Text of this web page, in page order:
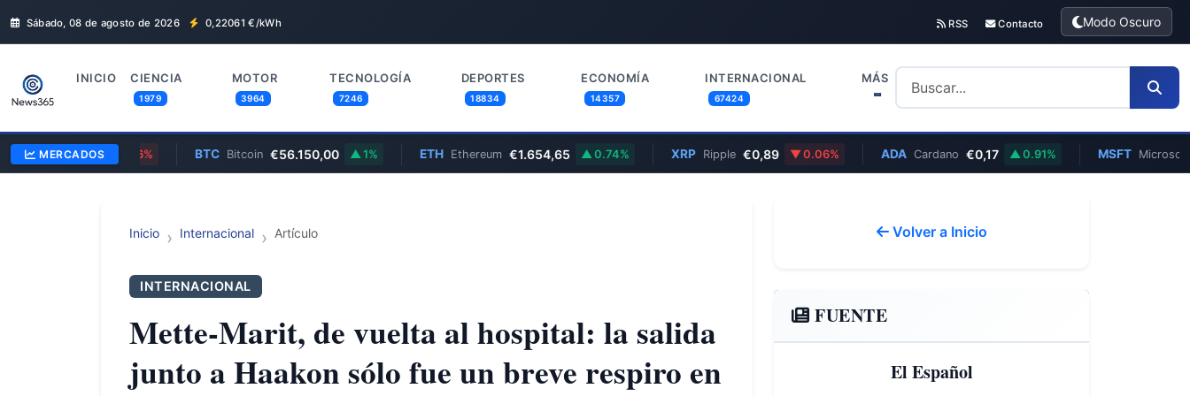
Sábado, 08 de agosto de 2026 0,22061 €/kWh RSS Contacto Modo Oscuro
INICIO CIENCIA
1979
MOTOR
3964
TECNOLOGÍA
7246
DEPORTES
18834
ECONOMÍA
14357
INTERNACIONAL
67424
MÁS
MERCADOS
$354,30 0.96% Bitcoin €56.150,00 1% Ethereum €1.654,65 0.74% Ripple €0,89 0.06% Cardano €0,17 0.91% Microsoft
Inicio Internacional Artículo
INTERNACIONAL
Mette-Marit, de vuelta al hospital: la salida
junto a Haakon sólo fue un breve respiro en
Volver a Inicio
FUENTE
El Español